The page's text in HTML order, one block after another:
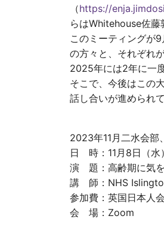
（https://
らはWhitehouse佐藤
このミーティングが
の方々と、それぞれ
2025年には2年に一
そこで、今後はこの
話し合いが進められて
2023年11月二水会部
日 時：11月8日（水
演 題：高齢期に気
講 師：NHS
参加費：英国日本人
会 場：Zoom